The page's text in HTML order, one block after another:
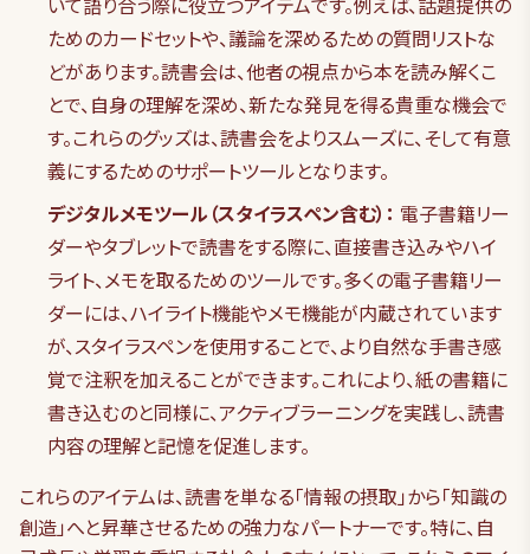
ためのカードセットや、議論を深めるための質問リストな
どがあります。読書会は、他者の視点から本を読み解くこ
とで、自身の理解を深め、新たな発見を得る貴重な機会で
す。これらのグッズは、読書会をよりスムーズに、そして有意
義にするためのサポートツールとなります。
デジタルメモツール（スタイラスペン含む）： 電子書籍リー
ダーやタブレットで読書をする際に、直接書き込みやハイ
ライト、メモを取るためのツールです。多くの電子書籍リー
ダーには、ハイライト機能やメモ機能が内蔵されています
が、スタイラスペンを使用することで、より自然な手書き感
覚で注釈を加えることができます。これにより、紙の書籍に
書き込むのと同様に、アクティブラーニングを実践し、読書
内容の理解と記憶を促進します。
これらのアイテムは、読書を単なる「情報の摂取」から「知識の
創造」へと昇華させるための強力なパートナーです。特に、自